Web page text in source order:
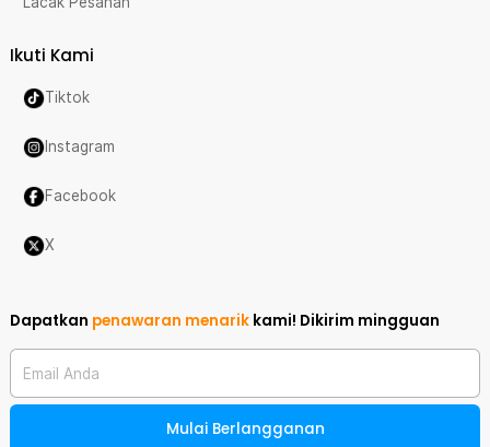
Ikuti Kami
Tiktok
Instagram
Facebook
X
Dapatkan penawaran menarik kami! Dikirim mingguan
Email Anda
Mulai Berlangganan